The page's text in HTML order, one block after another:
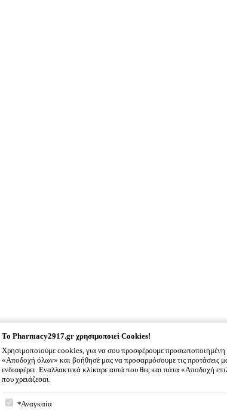
To Pharmacy2917.gr χρησιμοποιεί Cookies!
Χρησιμοποιούμε cookies, για να σου προσφέρουμε προσωποποιημένη
«Αποδοχή όλων» και βοήθησέ μας να προσαρμόσουμε τις προτάσεις
ενδιαφέρει. Εναλλακτικά κλίκαρε αυτά που θες και πάτα «Αποδοχή
που χρειάζεσαι.
To
Αναγκαία